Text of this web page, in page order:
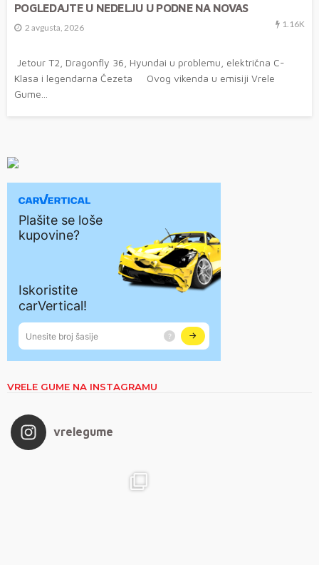
POGLEDAJTE U NEDELJU U PODNE NA NOVAS
2 avgusta, 2026 1.16K
Jetour T2, Dragonfly 36, Hyundai u problemu, električna C-
Klasa i legendarna Čezeta Ovog vikenda u emisiji Vrele
Gume...
VRELE GUME NA INSTAGRAMU
vrelegume